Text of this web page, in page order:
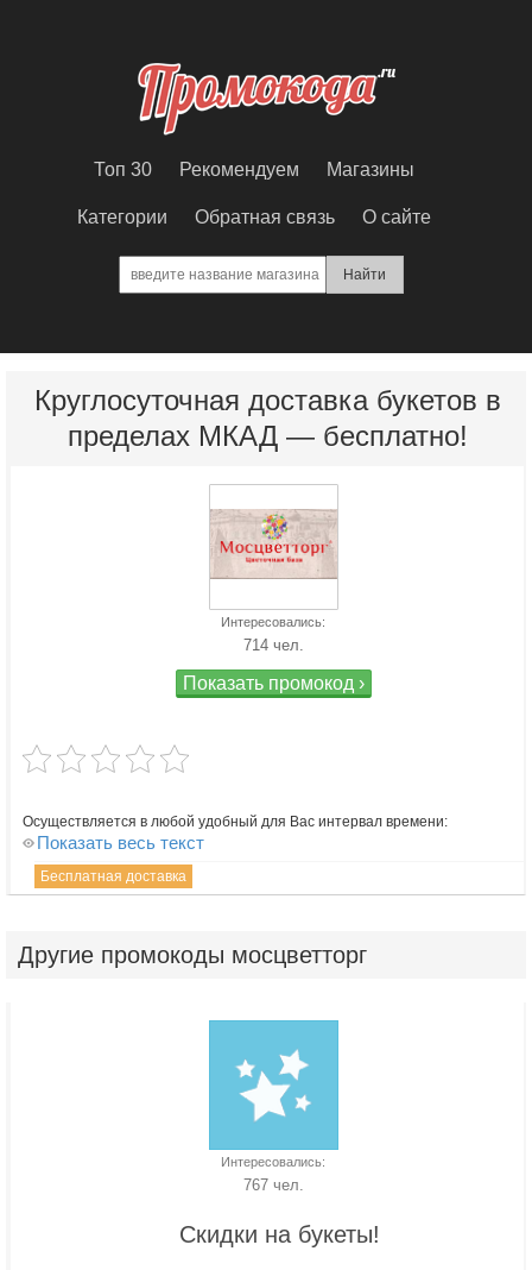
Топ 30 Рекомендуем Магазины
Категории Обратная связь О сайте
Круглосуточная доставка букетов в
пределах МКАД — бесплатно!
Интересовались:
714 чел.
Показать промокод ›
Осуществляется в любой удобный для Вас интервал времени:
Показать весь текст
Бесплатная доставка
Другие промокоды мосцветторг
Интересовались:
767 чел.
Скидки на букеты!